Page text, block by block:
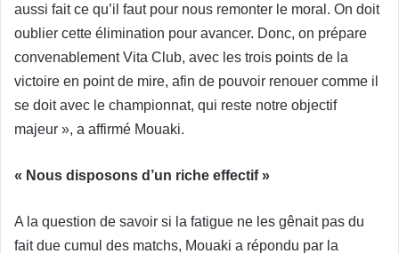
aussi fait ce qu’il faut pour nous remonter le moral. On doit
oublier cette élimination pour avancer. Donc, on prépare
convenablement Vita Club, avec les trois points de la
victoire en point de mire, afin de pouvoir renouer comme il
se doit avec le championnat, qui reste notre objectif
majeur », a affirmé Mouaki.
« Nous disposons d’un riche effectif »
A la question de savoir si la fatigue ne les gênait pas du
fait due cumul des matchs, Mouaki a répondu par la